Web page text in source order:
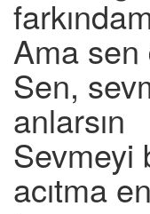
Ama sen
Sen,
anlarsın
Sevmeyi
acıtma